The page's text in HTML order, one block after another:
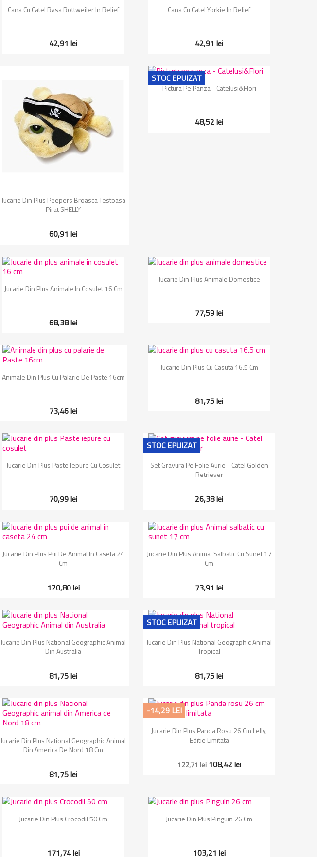
Vizualizare rapida
Cana Cu Catel Rasa Rottweiler In Relief
42,91 lei
Vizualizare rapida
Cana Cu Catel Yorkie In Relief
42,91 lei
Vizualizare rapida
Jucarie Din Plus Peepers Broasca Testoasa
Pirat SHELLY
60,91 lei
Vizualizare rapida
Pictura Pe Panza - Catelusi&Flori
48,52 lei
STOC EPUIZAT
Vizualizare rapida
Jucarie Din Plus Animale In Cosulet 16 Cm
68,38 lei
Vizualizare rapida
Jucarie Din Plus Animale Domestice
77,59 lei
Vizualizare rapida
Animale Din Plus Cu Palarie De Paste 16cm
73,46 lei
Vizualizare rapida
Jucarie Din Plus Cu Casuta 16.5 Cm
81,75 lei
Vizualizare rapida
Jucarie Din Plus Paste Iepure Cu Cosulet
70,99 lei
 Vizualizare rapida
Set Gravura Pe Folie Aurie - Catel Golden
Retriever
26,38 lei
STOC EPUIZAT
Vizualizare rapida
Jucarie Din Plus Pui De Animal In Caseta 24
Cm
120,80 lei
Vizualizare rapida
Jucarie Din Plus Animal Salbatic Cu Sunet 17
Cm
73,91 lei
Vizualizare rapida
Jucarie Din Plus National Geographic Animal
Din Australia
81,75 lei
Vizualizare rapida
Jucarie Din Plus National Geographic Animal
Tropical
81,75 lei
STOC EPUIZAT
Vizualizare rapida
Jucarie Din Plus National Geographic Animal
Din America De Nord 18 Cm
81,75 lei
Vizualizare rapida
Jucarie Din Plus Panda Rosu 26 Cm Lelly,
Editie Limitata
122,71 lei 108,42 lei
-14,29 LEI
 Vizualizare rapida
Jucarie Din Plus Crocodil 50 Cm
171,74 lei
 Vizualizare rapida
Jucarie Din Plus Pinguin 26 Cm
103,21 lei